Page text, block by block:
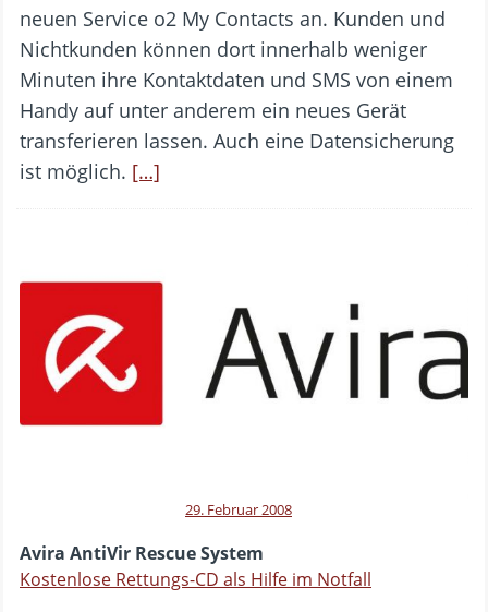
neuen Service o2 My Contacts an. Kunden und
Nichtkunden können dort innerhalb weniger
Minuten ihre Kontaktdaten und SMS von einem
Handy auf unter anderem ein neues Gerät
transferieren lassen. Auch eine Datensicherung
ist möglich. […]
29. Februar 2008
Avira AntiVir Rescue System
Kostenlose Rettungs-CD als Hilfe im Notfall